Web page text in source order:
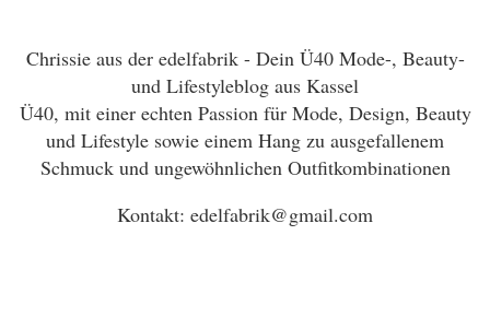
Chrissie aus der edelfabrik - Dein Ü40 Mode-, Beauty-
und Lifestyleblog aus Kassel
Ü40, mit einer echten Passion für Mode, Design, Beauty
und Lifestyle sowie einem Hang zu ausgefallenem
Schmuck und ungewöhnlichen Outfitkombinationen
Kontakt: edelfabrik@gmail.com